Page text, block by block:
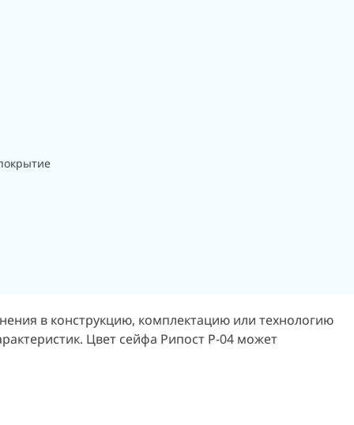
в конструкцию, комплектацию или технологию
Цвет сейфа Рипост Р-04 может